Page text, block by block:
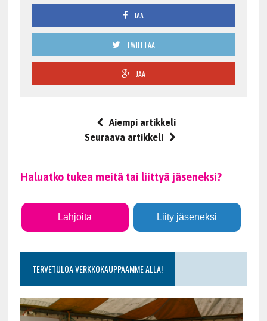
JAA
TWIITTAA
JAA
Aiempi artikkeli
Seuraava artikkeli
Haluatko tukea meitä tai liittyä jäseneksi?
Lahjoita Liity jäseneksi
TERVETULOA VERKKOKAUPPAAMME ALLA!